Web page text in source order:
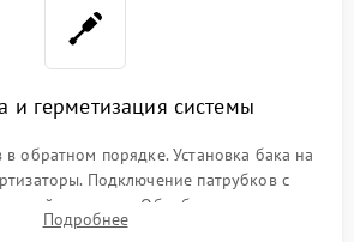
и герметизация системы
обратном порядке. Установка бака на
Подключение патрубков с
хомутами. Обработка стыков
возможных протечек воды.
Подробнее